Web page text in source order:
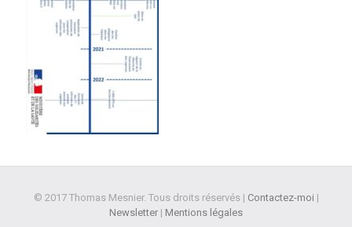
© 2017 Thomas Mesnier. Tous droits réservés | Contactez-moi |
Newsletter | Mentions légales